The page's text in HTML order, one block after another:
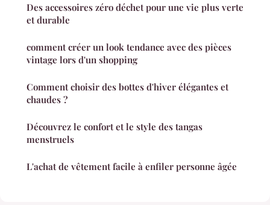
Des accessoires zéro déchet pour une vie plus verte
et durable
comment créer un look tendance avec des pièces
vintage lors d'un shopping
Comment choisir des bottes d'hiver élégantes et
chaudes ?
Découvrez le confort et le style des tangas
menstruels
L'achat de vêtement facile à enfiler personne âgée